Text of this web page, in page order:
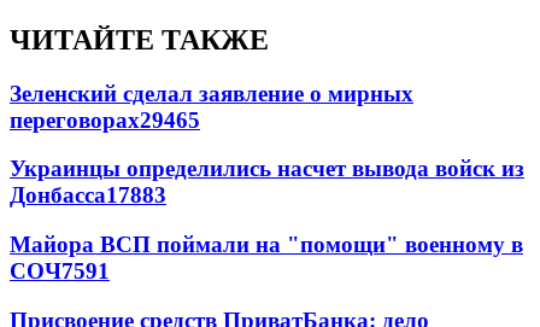
ЧИТАЙТЕ ТАКЖЕ
Зеленский сделал заявление о мирных
переговорах29465
Украинцы определились насчет вывода войск из
Донбасса17883
Майора ВСП поймали на "помощи" военному в
СОЧ7591
Присвоение средств ПриватБанка: дело